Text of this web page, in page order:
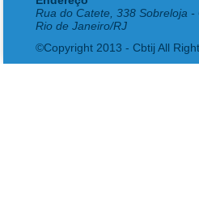
Rua do Catete, 338 Sobreloja -
Rio de Janeiro/RJ
©Copyright 2013 - Cbtij All